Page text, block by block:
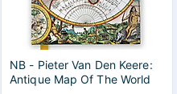
NB - Pieter Van Den Keere:
Antique Map Of The World